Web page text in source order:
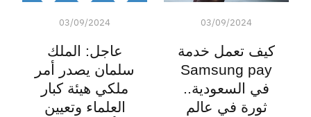
03/09/2024
كيف تعمل خدمة
Samsung pay
في السعودية..
ثورة في عالم
03/09/2024
عاجل: الملك
سلمان يصدر أمر
ملكي هيئة كبار
العلماء وتعيين